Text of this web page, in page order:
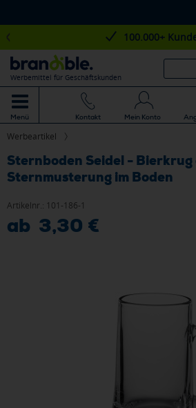
100.000+
Werbemittel für Geschäftskunden
Menü Kontakt Mein Konto
Werbeartikel
Sternboden Seidel - Bierkrug
Sternmusterung im Boden
Artikelnr.: 101-186-1
ab 3,30 €